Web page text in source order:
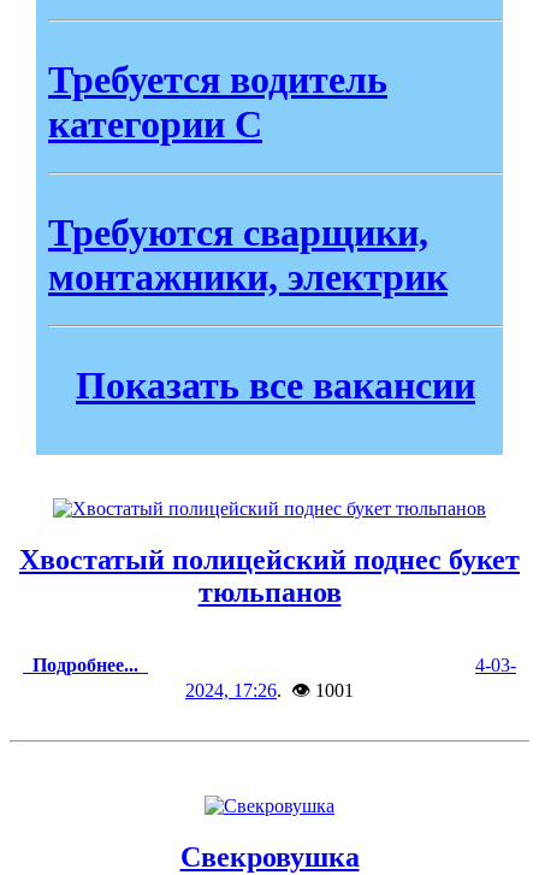
Требуется водитель
категории С
Требуются сварщики,
монтажники, электрик
Показать все вакансии
Хвостатый полицейский поднес букет
тюльпанов
Подробнее...
4-03-
2024, 17:26. 👁 1001
Свекровушка